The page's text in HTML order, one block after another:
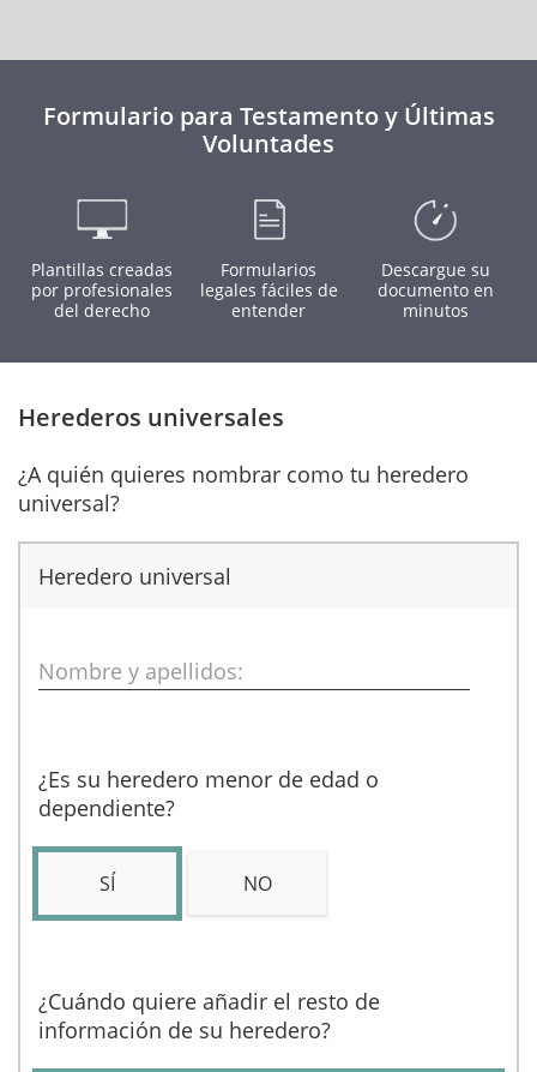
Formulario para Testamento y Últimas
Voluntades
Plantillas creadas
por profesionales
del derecho
Formularios
legales fáciles de
entender
Descargue su
documento en
minutos
Herederos universales
¿A quién quieres nombrar como tu heredero
universal?
Heredero universal
Nombre y apellidos:
¿Es su heredero menor de edad o
dependiente?
SÍ NO
¿Cuándo quiere añadir el resto de
información de su heredero?